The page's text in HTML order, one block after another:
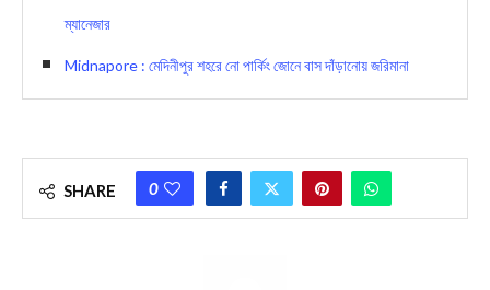
ম্যানেজার
Midnapore : মেদিনীপুর শহরে নো পার্কিং জোনে বাস দাঁড়ানোয় জরিমানা
SHARE 0